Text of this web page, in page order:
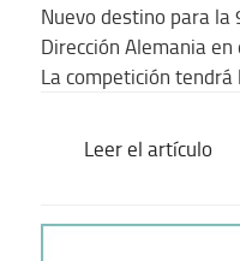
Nuevo destino para la
Dirección Alemania
La competición
Leer el artículo